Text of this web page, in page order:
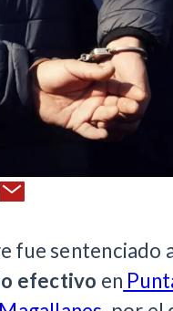
fue sentenciado
efectivo en